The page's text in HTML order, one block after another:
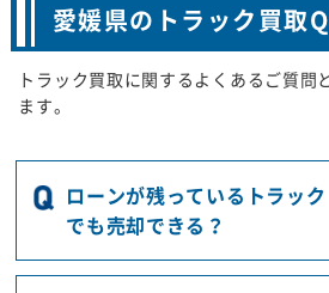
愛媛県のトラック買取
トラック買取に関するよくあるご質問
ます。
ローンが残っているトラック
でも売却できる？